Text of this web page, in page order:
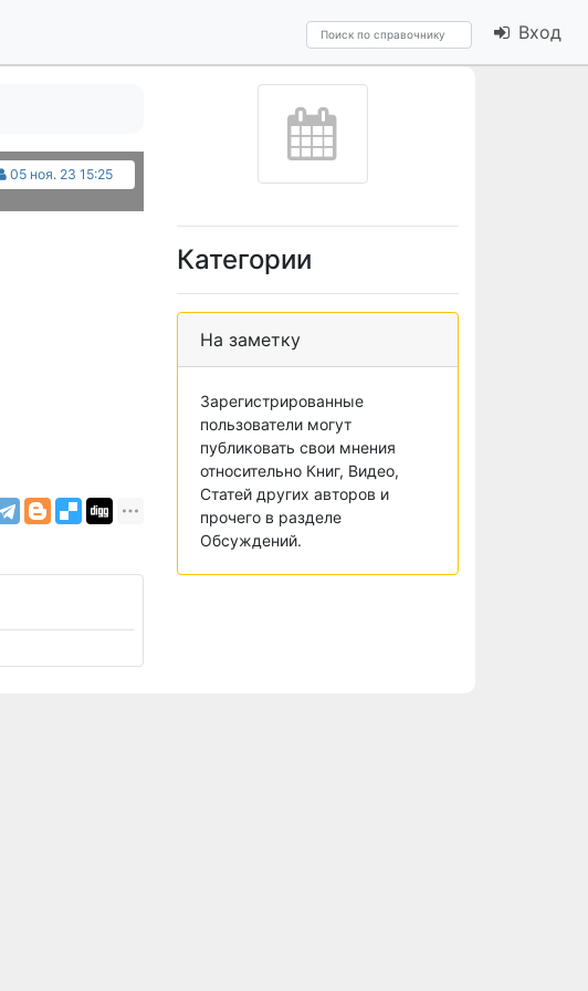
Вход
05 ноя. 23 15:25
Категории
На заметку
Зарегистрированные
пользователи могут
публиковать свои мнения
относительно Книг, Видео,
Статей других авторов и
прочего в разделе
Обсуждений.